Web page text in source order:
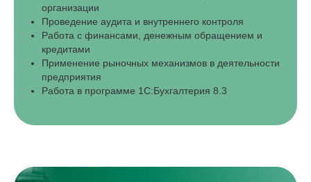
организации
Проведение аудита и внутреннего контроля
Работа с финансами, денежным обращением и
кредитами
Применение рыночных механизмов в деятельности
предприятия
Работа в программе 1С:Бухгалтерия 8.3